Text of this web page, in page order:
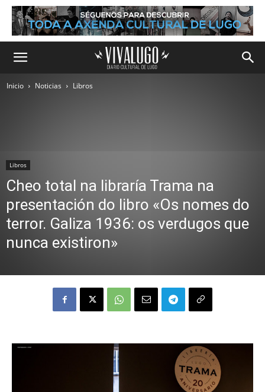
Inicio Noticias Libros
Libros
Cheo total na libraría Trama na
presentación do libro «Os nomes do
terror. Galiza 1936: os verdugos que
nunca existiron»